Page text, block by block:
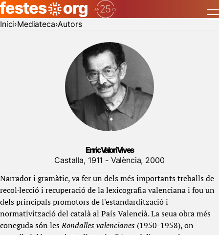
Inici Mediateca Autors
Enric Valor i Vives
Castalla, 1911 - València, 2000
Narrador i gramàtic, va fer un dels més importants treballs de
recol·lecció i recuperació de la lexicografia valenciana i fou un
dels principals promotors de l'estandardització i
normativització del català al País Valencià. La seua obra més
coneguda són lesRondalles valencianes (1950-1958), on